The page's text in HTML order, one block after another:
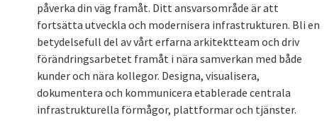
påverka din väg framåt. Ditt ansvarsområde är att
fortsätta utveckla och modernisera infrastrukturen. Bli en
betydelsefull del av vårt erfarna arkitektteam och driv
förändringsarbetet framåt i nära samverkan med både
kunder och nära kollegor. Designa, visualisera,
dokumentera och kommunicera etablerade centrala
infrastrukturella förmågor, plattformar och tjänster.